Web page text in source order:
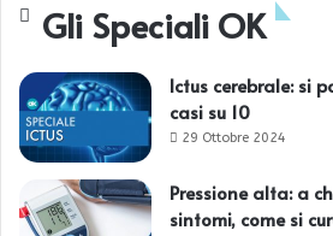
Gli Speciali OK
Ictus cerebrale: si
casi su 10
29 Ottobre 2024
Pressione alta: a
sintomi, come si